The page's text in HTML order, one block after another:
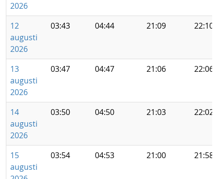
2026
12
augusti
2026
03:43 04:44 21:09 22:10
13
augusti
2026
03:47 04:47 21:06 22:06
14
augusti
2026
03:50 04:50 21:03 22:02
15
augusti
03:54 04:53 21:00 21:58